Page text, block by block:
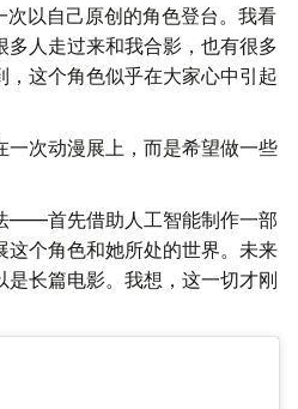
以自己原创的角色登台。我看
人走过来和我合影，也有很多
，这个角色似乎在大家心中引起
一次动漫展上，而是希望做一些
——首先借助人工智能制作一部
这个角色和她所处的世界。未来
长篇电影。我想，这一切才刚